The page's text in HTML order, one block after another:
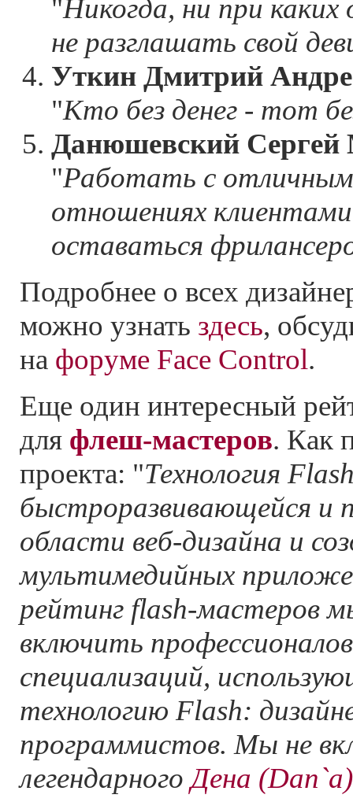
"Никогда, ни при
не разглашать свой
Уткин Дмитрий
"Кто без денег - тот
Данюшевский Сергей
"Работать с
отношениях
оставаться
Подробнее о всех
можно узнать здесь,
на форуме Face Control.
Еще один интересный
для флеш-мастеров. Как
проекта: "Технология
быстроразвивающейся и
области веб-дизайна и
мультимедийных
рейтинг flash-мастеров
включить
специализаций,
технологию Flash:
программистов. Мы не
легендарногоДена